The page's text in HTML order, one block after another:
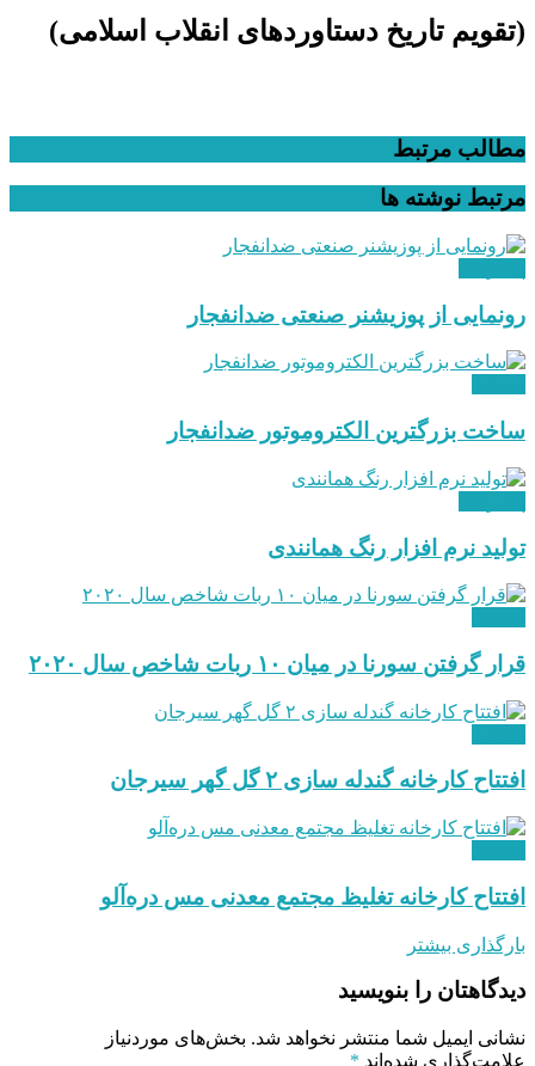
(تقویم تاریخ دستاوردهای انقلاب اسلامی​)
مطالب مرتبط
مرتبط نوشته ها
رونمایی از پوزیشنر صنعتی ضدانفجار
ساخت بزرگترین الکتروموتور ضدانفجار
تولید نرم ‌افزار رنگ همانندی
قرار گرفتن سورنا در میان ۱۰ ربات شاخص سال ۲۰۲۰
افتتاح کارخانه گندله سازی ۲ گل گهر سیرجان
افتتاح کارخانه تغلیظ مجتمع معدنی مس دره‌آلو
بارگذاری بیشتر
دیدگاهتان را بنویسید
نشانی ایمیل شما منتشر نخواهد شد. بخش‌های موردنیاز
علامت‌گذاری شده‌اند *